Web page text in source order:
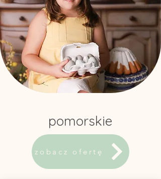
pomorskie
zobacz ofertę